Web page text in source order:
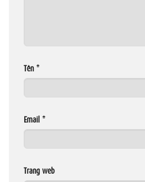
Tên *
Email *
Trang web